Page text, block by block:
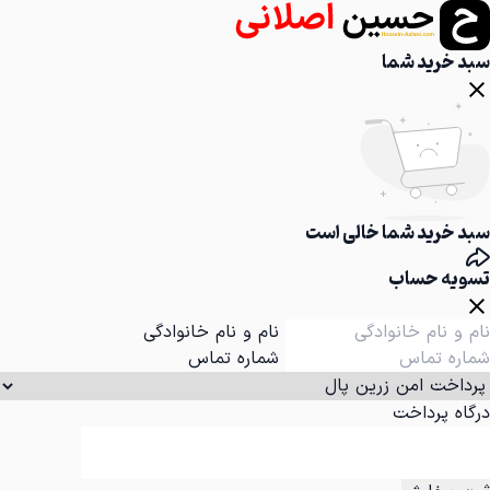
سبد خرید شما
سبد خرید شما خالی است
تسویه حساب
نام و نام خانوادگی
شماره تماس
درگاه پرداخت